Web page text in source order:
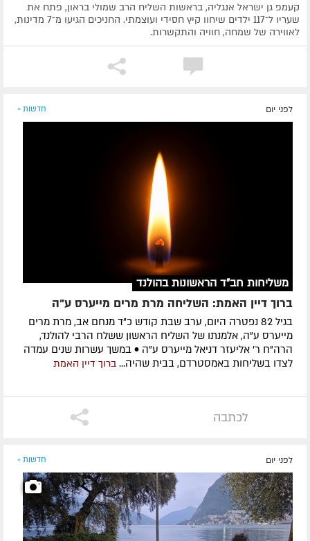
קעמפ גן ישראל אנגליה, בראשות השליח הרב שמולי בראון, פתח את
שעריו ל־117 ילדים שיחוו קיץ חסידי ועוצמתי. החניכים הגיעו מ־7 מדינות,
לאווירה של שמחה, חוויה והתקשרות.
לפני יום חדשות »
משליחות חב"ד הראשונות בהולנד
ברוך דיין האמת: השליחה מרת מרים מייערס ע"ה
בגיל 82 נפטרה היום, ערב שבת קודש כ"ד מנחם אב, מרת מרים
מייערס ע"ה, אלמנתו של השליח הראשון ששלח הרבי להולנד,
הרה"ח ר' אליעזר דניאל מייערס ע"ה • במשך עשרות שנים עמדה
לצדו בשליחות באמסטרדם, בבית שהיה... ברוך דיין האמת
לכתבה
לפני יום חדשות »